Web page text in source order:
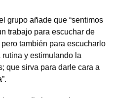
grupo añade que “sentimos
trabajo para escuchar de
también para escucharlo
y estimulando la
que sirva para darle cara a